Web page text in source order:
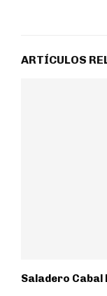
ARTÍCULOS
Saladero Cabal